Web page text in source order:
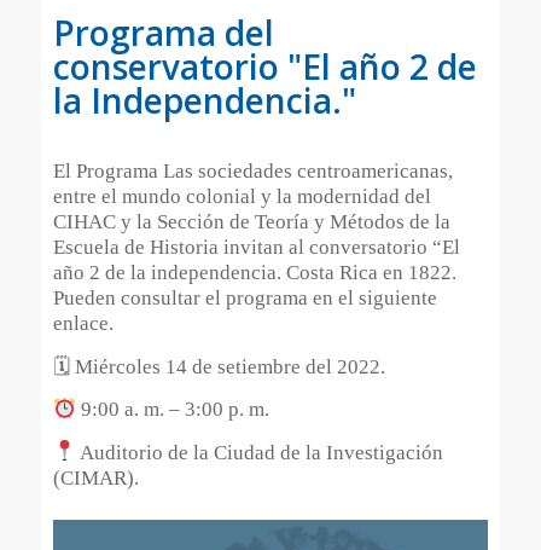
Programa del
conservatorio "El año 2 de
la Independencia."
El Programa Las sociedades centroamericanas,
entre el mundo colonial y la modernidad del
CIHAC y la Sección de Teoría y Métodos de la
Escuela de Historia invitan al conversatorio “El
año 2 de la independencia. Costa Rica en 1822.
Pueden consultar el programa en el siguiente
enlace.
🗓 Miércoles 14 de setiembre del 2022.
9:00 a. m. – 3:00 p. m.
Auditorio de la Ciudad de la Investigación
(CIMAR).